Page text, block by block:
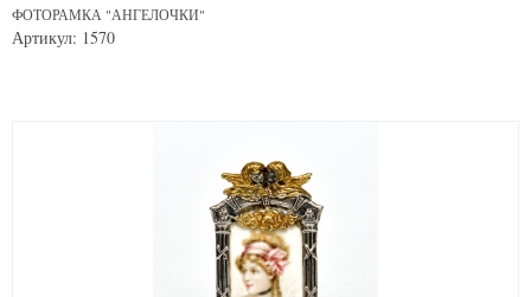
ФОТОРАМКА "АНГЕЛОЧКИ"
Артикул: 1570